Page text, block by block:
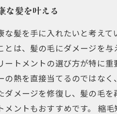
な髪を叶える
な髪を手に入れたいと考え
とは、髪の毛にダメージを
ートメントの選び方が特に
の熱を直接当てるのではな
ダメージを修復し、髪の毛
メントもおすすめです。 縮